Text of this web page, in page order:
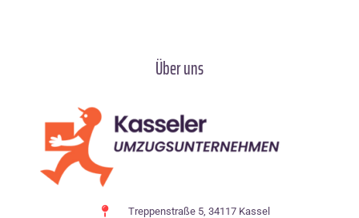
Über uns
Treppenstraße 5, 34117 Kassel